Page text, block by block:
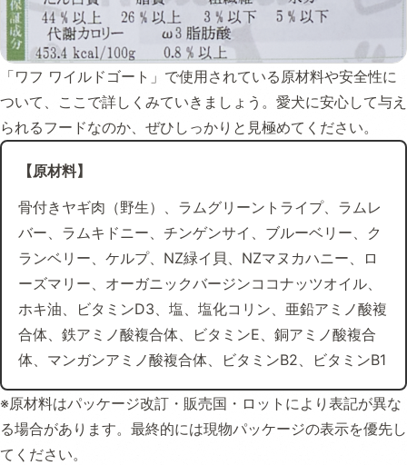
「ワフ ワイルドゴート」で使用されている原材料や安全性に
ついて、ここで詳しくみていきましょう。愛犬に安心して与え
られるフードなのか、ぜひしっかりと見極めてください。
【原材料】
骨付きヤギ肉（野生）、ラムグリーントライプ、ラムレ
バー、ラムキドニー、チンゲンサイ、ブルーベリー、ク
ランベリー、ケルプ、NZ緑イ貝、NZマヌカハニー、ロ
ーズマリー、オーガニックバージンココナッツオイル、
ホキ油、ビタミンD3、塩、塩化コリン、亜鉛アミノ酸複
合体、鉄アミノ酸複合体、ビタミンE、銅アミノ酸複合
体、マンガンアミノ酸複合体、ビタミンB2、ビタミンB1
※原材料はパッケージ改訂・販売国・ロットにより表記が異な
る場合があります。最終的には現物パッケージの表示を優先し
てください。